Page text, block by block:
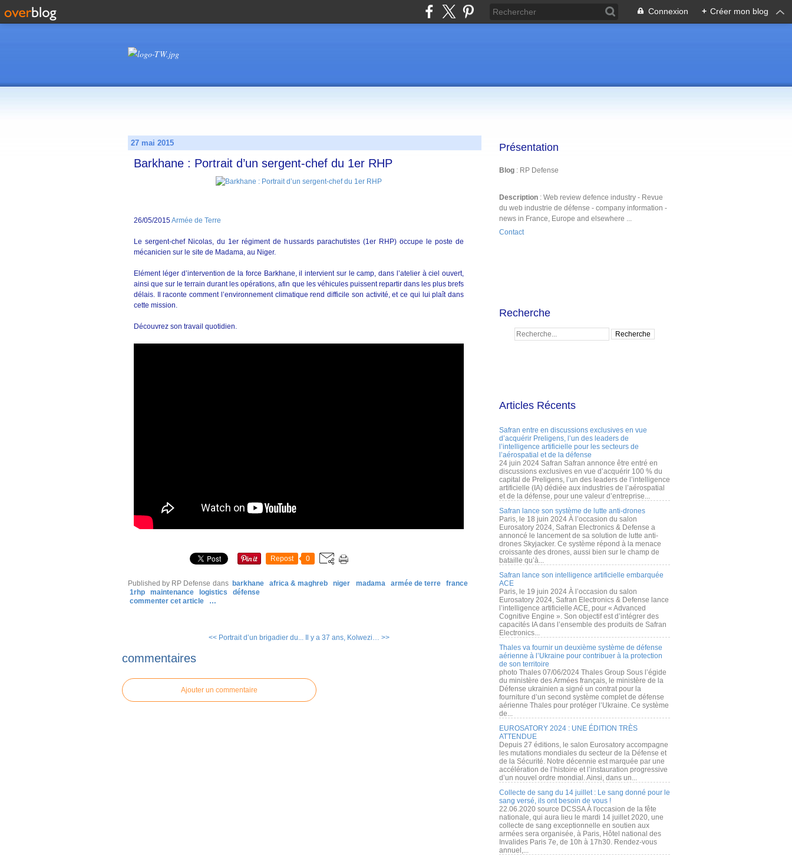
Connexion + Créer mon blog
27 mai 2015
Barkhane : Portrait d’un sergent-chef du 1er RHP
26/05/2015Armée de Terre
Le sergent-chef Nicolas, du 1er régiment de hussards parachutistes (1er RHP) occupe le poste de
mécanicien sur le site de Madama, au Niger.
Elément léger d’intervention de la force Barkhane, il intervient sur le camp, dans l’atelier à ciel ouvert,
ainsi que sur le terrain durant les opérations, afin que les véhicules puissent repartir dans les plus brefs
délais. Il raconte comment l’environnement climatique rend difficile son activité, et ce qui lui plaît dans
cette mission.
Découvrez son travail quotidien.
Repost 0
Published by RP Defense dans barkhane africa & maghreb niger madama armée de terre
france
1rhp
maintenance logistics
défense
commenter cet article
…
<< Portrait d’un brigadier du... Il y a 37 ans, Kolwezi… >>
commentaires
Ajouter un commentaire
Présentation
Blog : RP Defense
Description : Web review defence industry - Revue
du web industrie de défense - company information -
news in France, Europe and elsewhere ...
Contact
Recherche
Articles Récents
Safran entre en discussions exclusives en vue
d’acquérir Preligens, l’un des leaders de
l’intelligence artificielle pour les secteurs de
l’aérospatial et de la défense
24 juin 2024 Safran Safran annonce être entré en
discussions exclusives en vue d’acquérir 100 % du
capital de Preligens, l’un des leaders de l’intelligence
artificielle (IA) dédiée aux industries de l’aérospatial
et de la défense, pour une valeur d’entreprise...
Safran lance son système de lutte anti-drones
Paris, le 18 juin 2024 À l’occasion du salon
Eurosatory 2024, Safran Electronics & Defense a
annoncé le lancement de sa solution de lutte anti-
drones Skyjacker. Ce système répond à la menace
croissante des drones, aussi bien sur le champ de
bataille qu’à...
Safran lance son intelligence artificielle embarquée
ACE
Paris, le 19 juin 2024 À l’occasion du salon
Eurosatory 2024, Safran Electronics & Defense lance
l’intelligence artificielle ACE, pour « Advanced
Cognitive Engine ». Son objectif est d’intégrer des
capacités IA dans l’ensemble des produits de Safran
Electronics...
Thales va fournir un deuxième système de défense
aérienne à l’Ukraine pour contribuer à la protection
de son territoire
photo Thales 07/06/2024 Thales Group Sous l’égide
du ministère des Armées français, le ministère de la
Défense ukrainien a signé un contrat pour la
fourniture d’un second système complet de défense
aérienne Thales pour protéger l’Ukraine. Ce système
de...
EUROSATORY 2024 : UNE ÉDITION TRÈS
ATTENDUE
Depuis 27 éditions, le salon Eurosatory accompagne
les mutations mondiales du secteur de la Défense et
de la Sécurité. Notre décennie est marquée par une
accélération de l’histoire et l’instauration progressive
d’un nouvel ordre mondial. Ainsi, dans un...
Collecte de sang du 14 juillet : Le sang donné pour le
sang versé, ils ont besoin de vous !
22.06.2020 source DCSSA À l'occasion de la fête
nationale, qui aura lieu le mardi 14 juillet 2020, une
collecte de sang exceptionnelle en soutien aux
armées sera organisée, à Paris, Hôtel national des
Invalides Paris 7e, de 10h à 17h30. Rendez-vous
annuel,...